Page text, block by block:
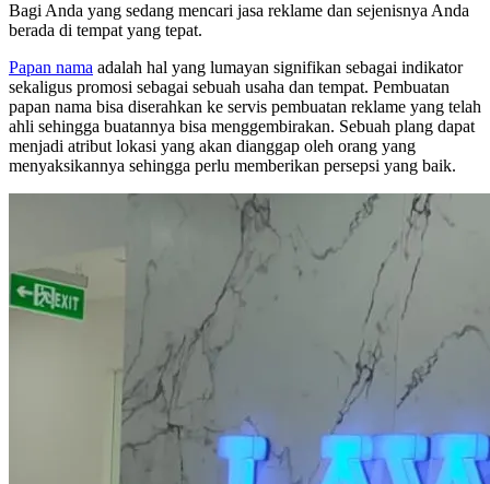
Bagi Anda yang sedang mencari jasa reklame dan sejenisnya Anda
berada di tempat yang tepat.
Papan nama adalah hal yang lumayan signifikan sebagai indikator
sekaligus promosi sebagai sebuah usaha dan tempat. Pembuatan
papan nama bisa diserahkan ke servis pembuatan reklame yang telah
ahli sehingga buatannya bisa menggembirakan. Sebuah plang dapat
menjadi atribut lokasi yang akan dianggap oleh orang yang
menyaksikannya sehingga perlu memberikan persepsi yang baik.